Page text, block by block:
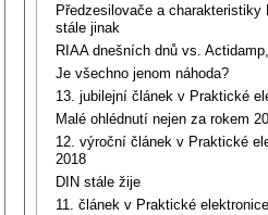
Předzesilovače a charakteristiky
stále jinak
RIAA dnešních dnů vs.
Je všechno jenom náhoda?
13. jubilejní článek v Praktické
Malé ohlédnutí nejen za rokem
12. výroční článek v Praktické
2018
DIN stále žije
11. článek v Praktické